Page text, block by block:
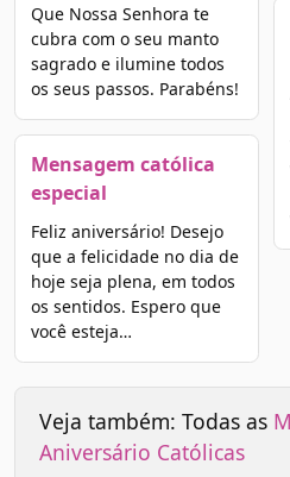
Que Nossa Senhora te
cubra com o seu manto
sagrado e ilumine todos
os seus passos. Parabéns!
Mensagem católica
especial
Feliz aniversário! Desejo
que a felicidade no dia de
hoje seja plena, em todos
os sentidos. Espero que
você esteja…
Veja também: Todas as
Aniversário Católicas